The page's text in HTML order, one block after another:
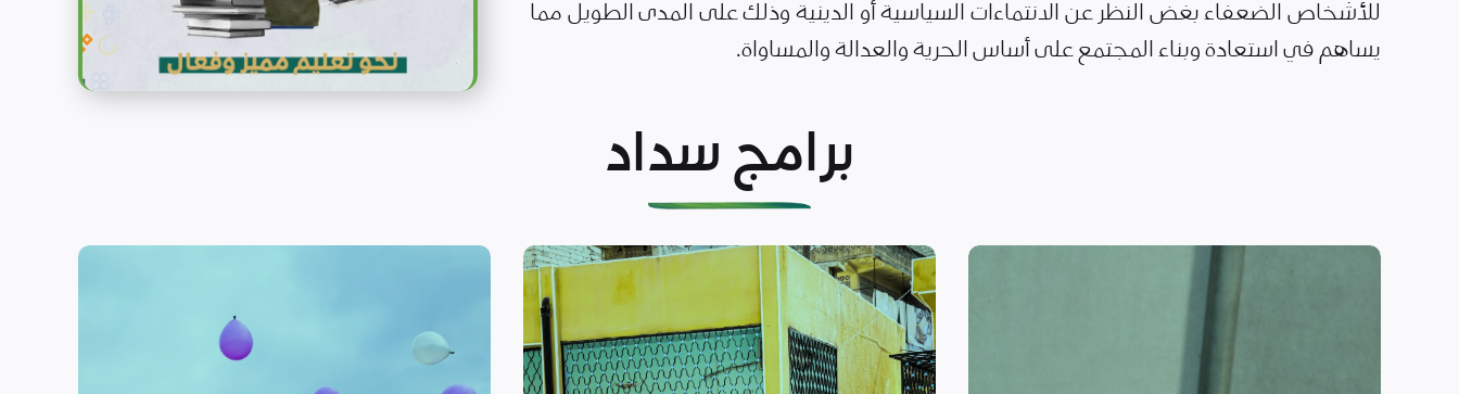
للأشخاص الضعفاء بغض النظر عن الانتماءات السياسية أو الدينية وذلك على المدى الطويل مما
يساهم في استعادة وبناء المجتمع على أساس الحرية والعدالة والمساواة.
برامج سداد
الأمن الغذائي وسبل
العيش اقرأ المزيد
الحماية